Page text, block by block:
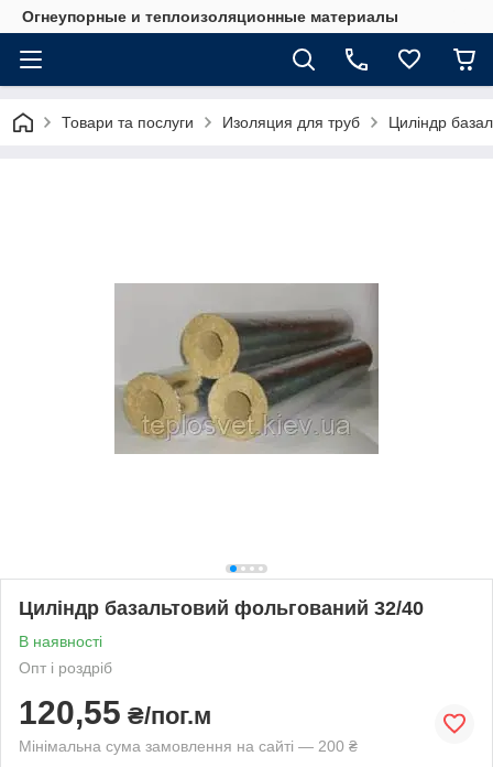
Огнеупорные и теплоизоляционные материалы
Товари та послуги Изоляция для труб Циліндр
Циліндр базальтовий фольгований 32/40
В наявності
Опт і роздріб
120,55 ₴/пог.м
Мінімальна сума замовлення на сайті — 200 ₴